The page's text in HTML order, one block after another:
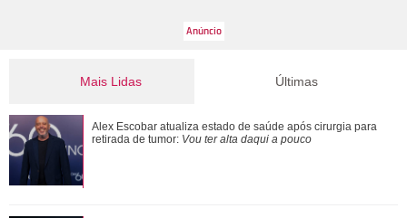
Mais Lidas
Ana Castela responde recado de Zé Felipe em show: Um
goiano me mandou um abraço ontem
Últimas
Alex Escobar atualiza estado de saúde após cirurgia para
retirada de tumor: Vou ter alta daqui a pouco